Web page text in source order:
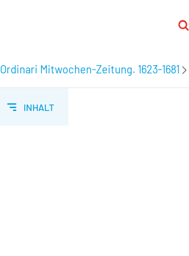
Ordinari Mitwochen-Zeitung. 1623-1681
INHALT